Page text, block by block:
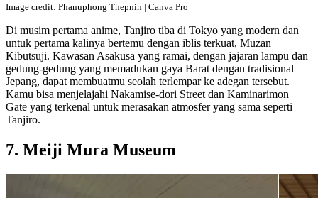
Image credit: Phanuphong Thepnin | Canva Pro
Di musim pertama anime, Tanjiro tiba di Tokyo yang modern dan
untuk pertama kalinya bertemu dengan iblis terkuat, Muzan
Kibutsuji. Kawasan Asakusa yang ramai, dengan jajaran lampu dan
gedung-gedung yang memadukan gaya Barat dengan tradisional
Jepang, dapat membuatmu seolah terlempar ke adegan tersebut.
Kamu bisa menjelajahi Nakamise-dori Street dan Kaminarimon
Gate yang terkenal untuk merasakan atmosfer yang sama seperti
Tanjiro.
7. Meiji Mura Museum